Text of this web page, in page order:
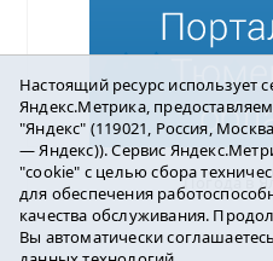
Погода в
Настоящий ресурс использует
Яндекс.Метрика,
"Яндекс" (119021, Россия,
— Яндекс)). Сервис
"cookie" с целью сбора
для обеспечения
качества обслуживания.
Вы автоматически